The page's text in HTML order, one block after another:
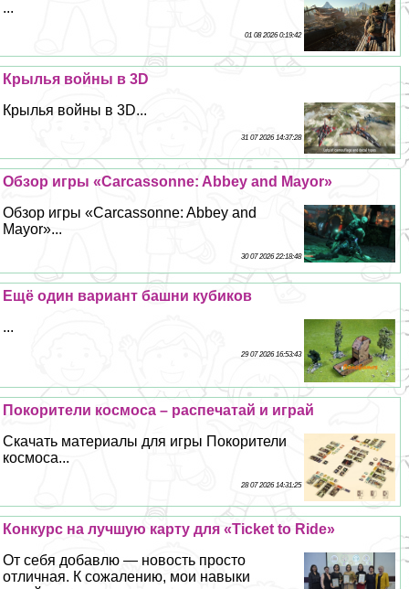
...
01 08 2026 0:19:42
Крылья войны в 3D
Крылья войны в 3D...
31 07 2026 14:37:28
Обзор игры «Carcassonne: Abbey and Mayor»
Обзор игры «Carcassonne: Abbey and
Mayor»...
30 07 2026 22:18:48
Ещё один вариант башни кубиков
...
29 07 2026 16:53:43
Покорители космоса – распечатай и играй
Скачать материалы для игры Покорители
космоса...
28 07 2026 14:31:25
Конкурс на лучшую карту для «Ticket to Ride»
От себя добавлю — новость просто
отличная. К сожалению, мои навыки